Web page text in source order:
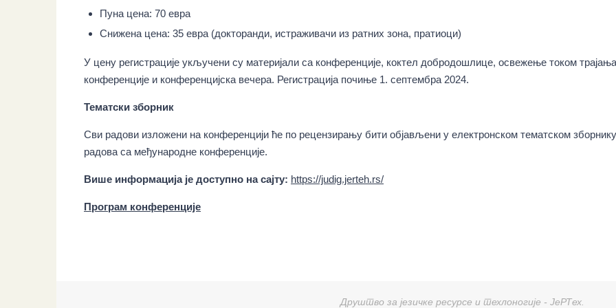
Пуна цена: 70 eвра
Снижена цена: 35 евра (докторанди, истраживачи из ратних зона, пратиоци)
У цену регистрације укључени су материјали са конференције, коктел добродошлице, освежење током трајања
конференције и конференцијска вечера. Регистрација почиње 1. септембра 2024.
Тематски зборник
Сви радови изложени на конференцији ће по рецензирању бити објављени у електронском тематском зборнику
радова са међународне конференције.
Више информација је доступно на сајту: https://judig.jerteh.rs/
Програм конференције
Друштво за језичке ресурсе и техлоногије - ЈеРТех.